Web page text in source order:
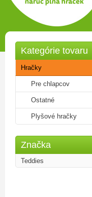
Kategórie tovaru
Hračky
Pre chlapcov
Ostatné
Plyšové hračky
Značka
Teddies